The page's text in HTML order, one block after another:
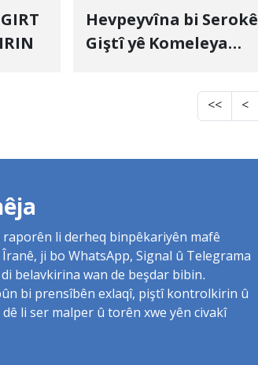
KIRIN
Hevpeyvîna bi Serokê
Giştî yê Komeleya
Mustazafan re
<< <
li derheq binpêkariyên mafê
ji bo WhatsApp, Signal û Telegrama
belavkirina wan de beşdar bibin.
bi prensîbên exlaqî, piştî kontrolkirin û
li ser malper û torên xwe yên civakî